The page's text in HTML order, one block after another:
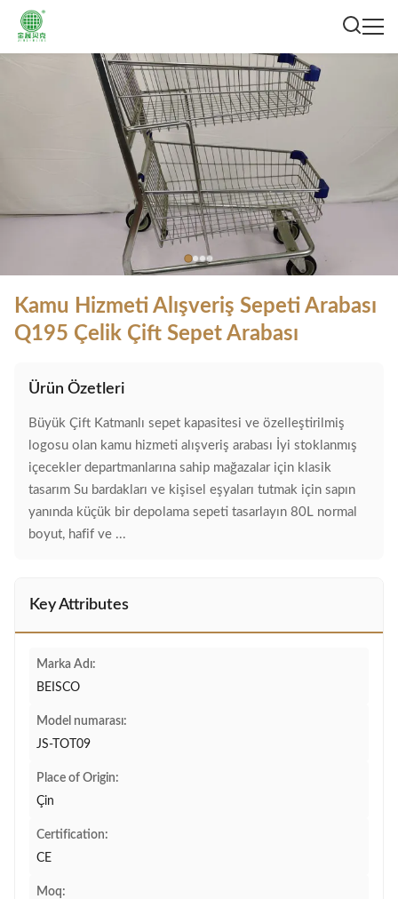
Kamu Hizmeti Alışveriş Sepeti Arabası
Q195 Çelik Çift Sepet Arabası
Ürün Özetleri
Büyük Çift Katmanlı sepet kapasitesi ve özelleştirilmiş
logosu olan kamu hizmeti alışveriş arabası İyi stoklanmış
içecekler departmanlarına sahip mağazalar için klasik
tasarım Su bardakları ve kişisel eşyaları tutmak için sapın
yanında küçük bir depolama sepeti tasarlayın 80L normal
boyut, hafif ve ...
Key Attributes
Marka Adı:
BEISCO
Model numarası:
JS-TOT09
Place of Origin:
Çin
Certification:
CE
Moq: